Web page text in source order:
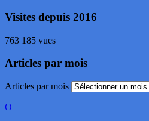
Visites depuis 2016
763 185 vues
Articles par mois
Articles par mois
O